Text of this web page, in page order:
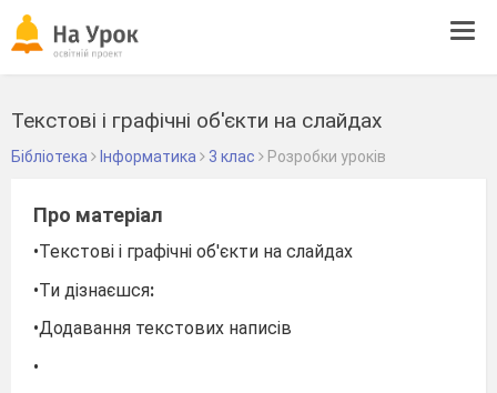
Текстові і графічні об'єкти на слайдах
Бібліотека Інформатика 3 клас Розробки уроків
Про матеріал
•Текстові і графічні об'єкти на слайдах
•Ти дізнаєшся:
•Додавання текстових написів
•